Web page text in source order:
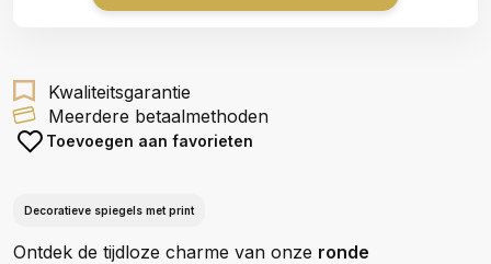
Kwaliteitsgarantie
Meerdere betaalmethoden
Toevoegen aan favorieten
Decoratieve spiegels met print
Ontdek de tijdloze charme van onze ronde